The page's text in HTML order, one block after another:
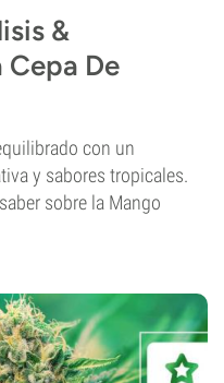
&
Cepa De
con un
y sabores tropicales.
sobre la Mango